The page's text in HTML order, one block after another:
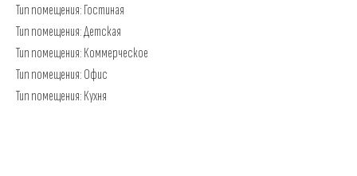
Тип помещения: Гостиная
Тип помещения: Детская
Тип помещения: Коммерческое
Тип помещения: Офис
Тип помещения: Кухня